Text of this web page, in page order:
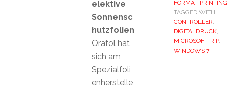
FORMAT PRINTING
TAGGED WITH:
CONTROLLER,
DIGITALDRUCK,
MICROSOFT, RIP,
WINDOWS 7
elektive
Sonnensc
hutzfolien
Orafol hat
sich am
Spezialfoli
enherstelle